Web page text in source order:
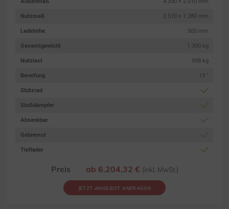
Nutzmaß
2.510 × 1.280 mm
Ladehöhe
505 mm
Gesamtgewicht
1.300 kg
Nutzlast
908 kg
Bereifung
13 "
Stützrad
Stoßdämpfer
Absenkbar
Gebremst
Tieflader
Preis ab 6.204,32 € (inkl. MwSt.)
JETZT ANGEBOT ANFRAGEN